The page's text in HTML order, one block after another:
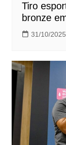
Tiro
bronze
31/10/2025